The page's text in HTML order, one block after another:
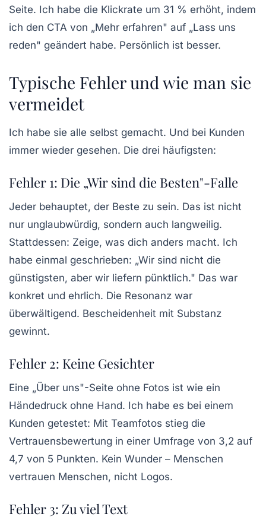
Seite. Ich habe die Klickrate um 31 % erhöht, indem
ich den CTA von „Mehr erfahren" auf „Lass uns
reden" geändert habe. Persönlich ist besser.
Typische Fehler und wie man sie
vermeidet
Ich habe sie alle selbst gemacht. Und bei Kunden
immer wieder gesehen. Die drei häufigsten:
Fehler 1: Die „Wir sind die Besten"-Falle
Jeder behauptet, der Beste zu sein. Das ist nicht
nur unglaubwürdig, sondern auch langweilig.
Stattdessen: Zeige, was dich anders macht. Ich
habe einmal geschrieben: „Wir sind nicht die
günstigsten, aber wir liefern pünktlich." Das war
konkret und ehrlich. Die Resonanz war
überwältigend. Bescheidenheit mit Substanz
gewinnt.
Fehler 2: Keine Gesichter
Eine „Über uns"-Seite ohne Fotos ist wie ein
Händedruck ohne Hand. Ich habe es bei einem
Kunden getestet: Mit Teamfotos stieg die
Vertrauensbewertung in einer Umfrage von 3,2 auf
4,7 von 5 Punkten. Kein Wunder – Menschen
vertrauen Menschen, nicht Logos.
Fehler 3: Zu viel Text